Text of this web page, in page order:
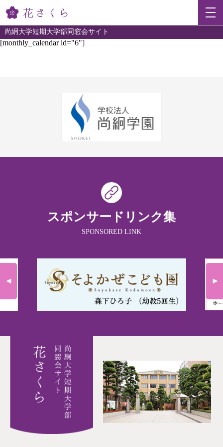
尚絅大学短期大学部同窓会サイト
[monthly_calendar id="6"]
スポンサードリンク集
SPONSORED LINK